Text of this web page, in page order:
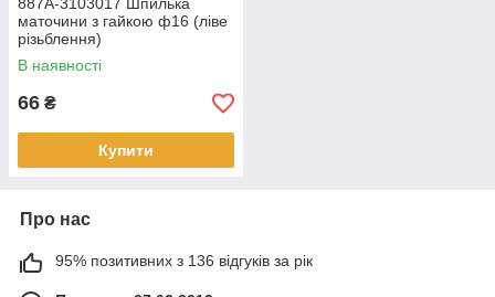
887А-3103017 Шпилька
маточини з гайкою ф16 (ліве
різьблення)
В наявності
66 ₴
Купити
Про нас
95% позитивних з 136 відгуків за рік